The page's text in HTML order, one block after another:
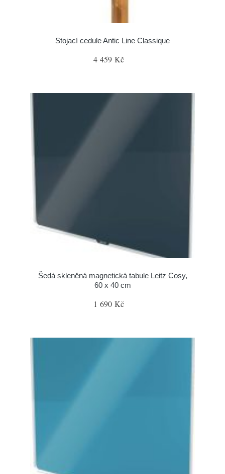
Stojací cedule Antic Line Classique
4 459 Kč
Šedá skleněná magnetická tabule Leitz Cosy,
60 x 40 cm
1 690 Kč